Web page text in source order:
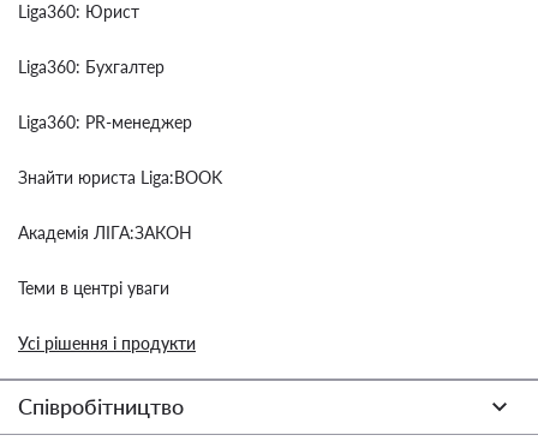
Liga360: Юрист
Liga360: Бухгалтер
Liga360: PR-менеджер
Знайти юриста Liga:BOOK
Академія ЛІГА:ЗАКОН
Теми в центрі уваги
Усі рішення і продукти
Співробітництво